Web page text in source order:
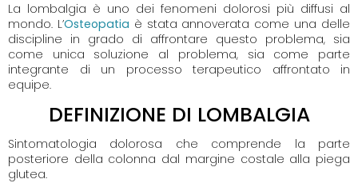
La lombalgia è uno dei fenomeni dolorosi più diffusi al
mondo. L’Osteopatia è stata annoverata come una delle
discipline in grado di affrontare questo problema, sia
come unica soluzione al problema, sia come parte
integrante di un processo terapeutico affrontato in
equipe.
DEFINIZIONE DI LOMBALGIA
Sintomatologia dolorosa che comprende la parte
posteriore della colonna dal margine costale alla piega
glutea.